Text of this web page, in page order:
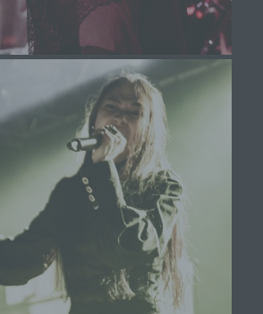
/ LocalStorage
verwenden teilweise so genannte
und SessionStorage. Dies dient
nutzerfreundlicher, effektiver und
Local Storage und
eine Technologie, mit welcher ihr
Ihrem Computer oder mobilen
Cookies sind Textdateien, welche
auf einem Computersystem
werden. Sie können die
Cookies, LocalStorage und
entsprechende Einstellung in
und Server verwenden
enthalten eine sogenannte
Cookie-ID ist eine eindeutige
Sie besteht aus einer